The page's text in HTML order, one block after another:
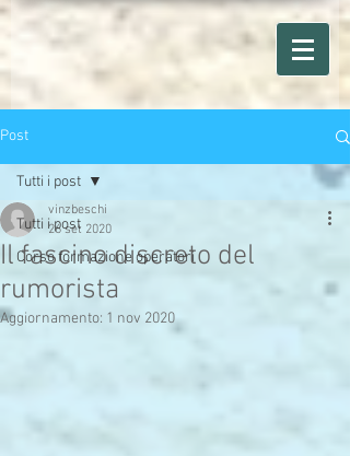
Post
Tutti i post
Corso formazione operatori
Tutti i post
Il fascino discreto del
rumorista
vinzbeschi
26 set 2020
Aggiornamento: 1 nov 2020